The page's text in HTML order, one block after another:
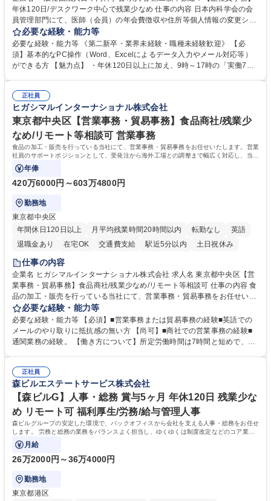
年休120日/デスクワーク中心で残業少なめ 仕事の内容 日本内科学会の会
員管理部門にて、医師（会員）の年会費徴収や住所等個人情報の変更シス
テム入力、電話・FAX対応をお任せします。将来的には、各種委員会の運
営事務局業務などにも幅広く携わっていただきます。 【会員管理・データ
入力業務】 ・医師（会員）の住所変更、個人情報のシステム登録・更新
・年会費の徴収管理や入金データの照合確認 【問い合わせ対応】 ・会員
年休120日/デスクワーク中心で残業少なめ
必要な経験・能力等
必要な経験・能力等 《第二新卒・業界未経験・職種未経験歓迎》 【必
須】基本的なPC操作（Word、Excelによるデータ入力やメール対応等）
ができる方 【魅力点】 ・年休120日以上に加え、9時～17時の「実働7時
整、資料作成、当日の運営サポート 学歴・資格 学歴：大学院 大学 語学
力： 資格：
正社員
ヒガシマルインターナショナル株式会社
東京都中央区【営業事務・貿易事務】食品商社/残業少
なめ/リモート等相談可 営業事務
食品の加工・販売を行っている当社にて、営業事務・貿易事務をお任せいたします。営業
社員のサポートポジションとして、受発注から海外工場との調整まで幅広く対応し、当社
事業の根幹を支えていただきます。
年俸
420万6000円～603万4800円
勤務地
東京都中央区
年間休日120日以上
月平均残業時間20時間以内 転勤なし
英語
退職金あり
在宅OK 交通費支給 駅近5分以内 土日祝休み
仕事の内容
企業名 ヒガシマルインターナショナル株式会社 求人名 東京都中央区【営
業事務・貿易事務】食品商社/残業少なめ/リモート等相談可 仕事の内容 食
品の加工・販売を行っている当社にて、営業事務・貿易事務をお任せいた
します。営業社員のサポートポジションとして、受発注から海外工場との
調整まで幅広く対応し、当社事業の根幹を支えていただきます。 ■受発注
業務、請求書発行 ■海外工場とのスケジュール調整 ■在庫管理 ■輸入書類
の確認・作成 ■配送手配 ■通関業者を通して行う輸出入業全般 ■倉庫との
ルプロデュースしているため、商品に関わる全ての業務をサポート頂きま
す。 募集職種 東京都中央区【営業事務・貿易事務】食品商社/残業少なめ/
リモート等相談可
必要な経験・能力等
必要な経験・能力等 【必須】■営業事務または貿易事務の経験■英語での
メールのやり取りに抵抗感の無い方 【尚可】■商社での営業事務の経験■
通関業務の経験。 【働き方について】所定労働時間は7時間と短めで、残
の強み】1991年の設立以来、外食産業を中心としたお客様の多様なニー
ズに沿った冷凍水産物等の生産・輸入・販売を一貫して手掛けています。
自社工場と海外拠点の強固な連携によるワンストップサービスが最大の強
みです。 学歴・資格 学歴：大学院 大学 語学力：英語 資格：
正社員
森ビルエステートサービス株式会社
【森ビルG】人事・総務 賞与5ヶ月 年休120日 残業少な
め リモート可 福利厚生/労務/給与管理人事
森ビルグループの安定した環境で、バックオフィスから会社を支える人事・総務をお任せ
します。 労務と総務の業務をバランスよく担当し、ゆくゆくは制度改定などのコア業務
にも挑戦できる、やりがいある環境です。
月給
26万2000円～36万4000円
勤務地
東京都港区